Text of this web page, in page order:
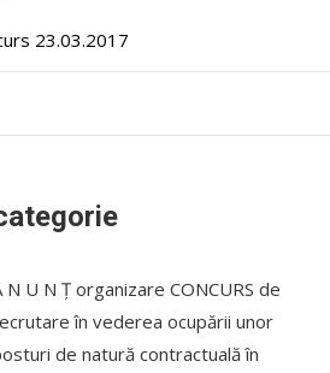
23.03.2017
N U N Ț organizare CONCURS de
în vederea ocupării unor
de natură contractuală în